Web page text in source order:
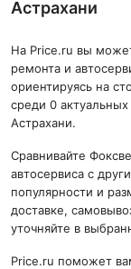
Астрахани
На Price.ru вы
ремонта и
ориентируясь на
среди 0
Астрахани.
Сравнивайте
автосервиса с
популярности и
доставке,
уточняйте в
Price.ru поможет